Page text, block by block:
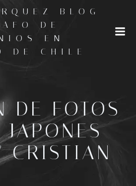
al
contenido
BLOG
DE
EN
DE CHILE
DE FOTOS
–
CRISTIAN